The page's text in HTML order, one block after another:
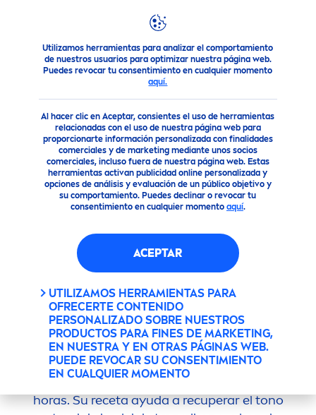
Utilizamos herramientas para analizar el comportamiento
de nuestros usuarios para optimizar nuestra página web.
Puedes revocar tu consentimiento en cualquier momento
aquí.
Al hacer clic en Aceptar, consientes el uso de herramientas
relacionadas con el uso de nuestra página web para
proporcionarte información personalizada con finalidades
comerciales y de marketing mediante unos socios
comerciales, incluso fuera de nuestra página web. Estas
herramientas activan publicidad online personalizada y
opciones de análisis y evaluación de un público objetivo y
su comportamiento. Puedes declinar o revocar tu
consentimiento en cualquier momento aquí.
ACEPTAR
UTILIZAMOS HERRAMIENTAS PARA
OFRECERTE CONTENIDO
PERSONALIZADO SOBRE NUESTROS
PRODUCTOS PARA FINES DE MARKETING,
EN NUESTRA Y EN OTRAS PÁGINAS WEB.
PUEDE REVOCAR SU CONSENTIMIENTO
EN CUALQUIER MOMENTO
Noticias destacadas NIVEAACLARADONATURAL
DESODORANTE
ACLARANTE PARA MUJER
NiveaAclaradoNaturalte protege por 48
horas. Su receta ayuda a recuperar el tono